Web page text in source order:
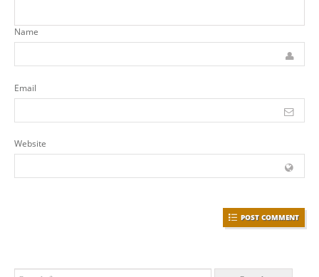
Name
Email
Website